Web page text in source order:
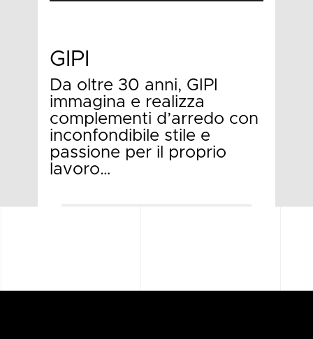
GIPI
Da oltre 30 anni, GIPI
immagina e realizza
complementi d’arredo con
inconfondibile stile e
passione per il proprio
lavoro…